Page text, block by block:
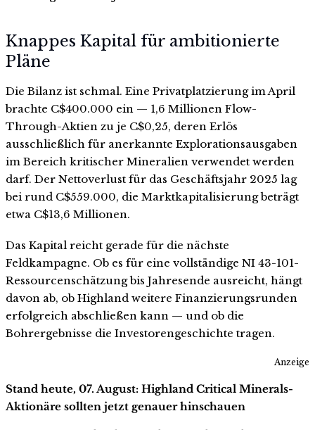
Knappes Kapital für ambitionierte
Pläne
Die Bilanz ist schmal. Eine Privatplatzierung im April
brachte C$400.000 ein — 1,6 Millionen Flow-
Through-Aktien zu je C$0,25, deren Erlös
ausschließlich für anerkannte Explorationsausgaben
im Bereich kritischer Mineralien verwendet werden
darf. Der Nettoverlust für das Geschäftsjahr 2025 lag
bei rund C$559.000, die Marktkapitalisierung beträgt
etwa C$13,6 Millionen.
Das Kapital reicht gerade für die nächste
Feldkampagne. Ob es für eine vollständige NI 43-101-
Ressourcenschätzung bis Jahresende ausreicht, hängt
davon ab, ob Highland weitere Finanzierungsrunden
erfolgreich abschließen kann — und ob die
Bohrergebnisse die Investorengeschichte tragen.
Anzeige
Stand heute, 07. August: Highland Critical Minerals-
Aktionäre sollten jetzt genauer hinschauen